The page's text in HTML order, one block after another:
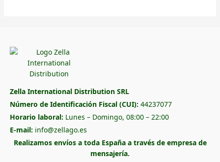
Zella International Distribution SRL
Número de Identificación Fiscal (CUI): 44237077
Horario laboral: Lunes – Domingo, 08:00 – 22:00
E-mail: info@zellago.es
Realizamos envíos a toda España a través de empresa de
mensajería.